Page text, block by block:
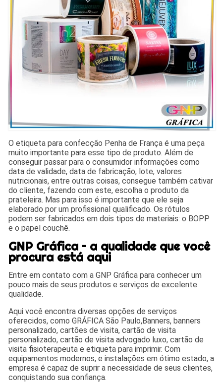
O etiqueta para confecção Penha de França é uma peça
muito importante para esse tipo de produto. Além de
conseguir passar para o consumidor informações como
data de validade, data de fabricação, lote, valores
nutricionais, entre outras coisas, consegue também cativar
do cliente, fazendo com este, escolha o produto da
prateleira. Mas para isso é importante que ele seja
elaborado por um profissional qualificado. Os rótulos
podem ser fabricados em dois tipos de materiais: o BOPP
e o papel couchê.
GNP Gráfica – a qualidade que você
procura está aqui
Entre em contato com a GNP Gráfica para conhecer um
pouco mais de seus produtos e serviços de excelente
qualidade.
Aqui você encontra diversas opções de serviços
oferecidos, como GRÁFICA São Paulo,Banners, banners
personalizado, cartões de visita, cartão de visita
personalizado, cartão de visita advogado luxo, cartão de
visita fisioterapeuta e etiqueta para imprimir. Com
equipamentos modernos, e instalações em ótimo estado, a
empresa é capaz de suprir a necessidade de seus clientes,
conquistando sua confiança.